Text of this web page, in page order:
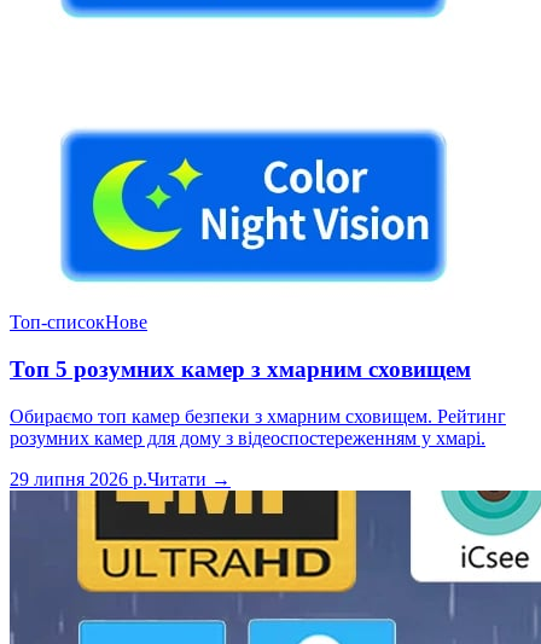
Топ-списокНове
Топ 5 розумних камер з хмарним сховищем
Обираємо топ камер безпеки з хмарним сховищем. Рейтинг
розумних камер для дому з відеоспостереженням у хмарі.
29 липня 2026 р.Читати →